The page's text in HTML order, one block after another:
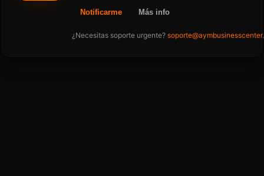
Notificarme Más info
¿Necesitas soporte urgente?